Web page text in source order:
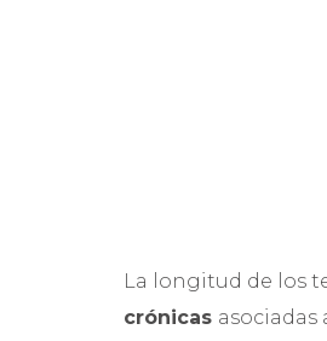
La longitud de los
crónicas asociadas